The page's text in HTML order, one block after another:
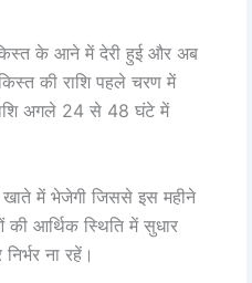
के आने में देरी हुई और अब
की राशि पहले चरण में
अगले 24 से 48 घंटे में
में भेजेगी जिससे इस महीने
आर्थिक स्थिति में सुधार
ना रहें।